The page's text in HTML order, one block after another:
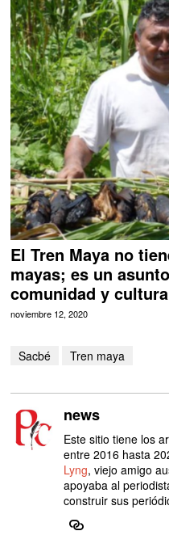
El Tren Maya no
mayas; es un
comunidad y
noviembre 12, 2020
Sacbé Tren maya
news
Este sitio tiene los
entre 2016 hasta
Lyng, viejo amigo
apoyaba al
construir sus